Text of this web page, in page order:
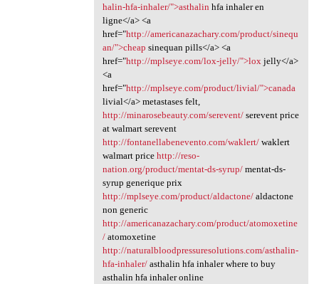
halin-hfa-inhaler/">asthalin hfa inhaler en
ligne</a> <a
href="http://americanazachary.com/product/sinequ
an/">cheap sinequan pills</a> <a
href="http://mplseye.com/lox-jelly/">loxjelly</a>
<a
href="http://mplseye.com/product/livial/">canada
livial</a> metastases felt,
http://minarosebeauty.com/serevent/serevent price
at walmart serevent
http://fontanellabenevento.com/waklert/waklert
walmart price http://reso-
nation.org/product/mentat-ds-syrup/mentat-ds-
syrup generique prix
http://mplseye.com/product/aldactone/aldactone
non generic
http://americanazachary.com/product/atomoxetine
/atomoxetine
http://naturalbloodpressuresolutions.com/asthalin-
hfa-inhaler/asthalin hfa inhaler where to buy
asthalin hfa inhaler online